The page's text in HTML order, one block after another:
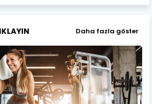
Daha fazla göster